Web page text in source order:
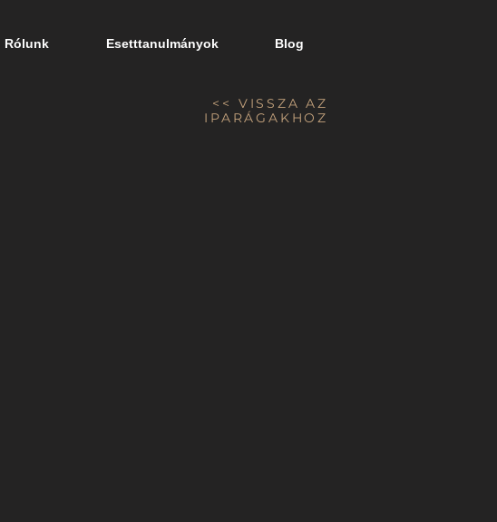
Rólunk Esetttanulmányok Blog
<< VISSZA AZ
IPARÁGAKHOZ